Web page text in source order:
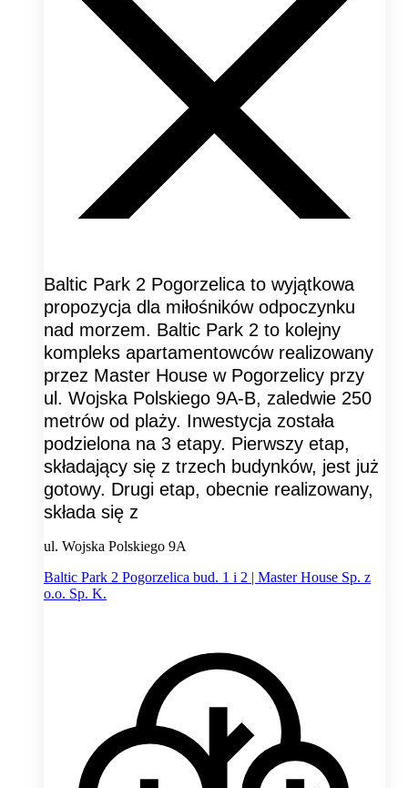
Baltic Park 2 Pogorzelica to wyjątkowa
propozycja dla miłośników odpoczynku
nad morzem. Baltic Park 2 to kolejny
kompleks apartamentowców realizowany
przez Master House w Pogorzelicy przy
ul. Wojska Polskiego 9A-B, zaledwie 250
metrów od plaży. Inwestycja została
podzielona na 3 etapy. Pierwszy etap,
składający się z trzech budynków, jest już
gotowy. Drugi etap, obecnie realizowany,
składa się z
ul. Wojska Polskiego 9A
Baltic Park 2 Pogorzelica bud. 1 i 2 | Master House Sp. z
o.o. Sp. K.